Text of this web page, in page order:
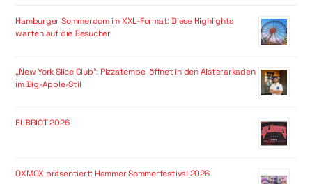
Hamburger Sommerdom im XXL-Format: Diese Highlights
warten auf die Besucher
„New York Slice Club“: Pizzatempel öffnet in den Alsterarkaden
im Big-Apple-Stil
ELBRIOT 2026
OXMOX präsentiert: Hammer Sommerfestival 2026